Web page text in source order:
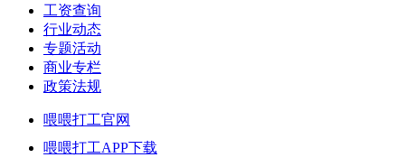
工资查询
行业动态
专题活动
商业专栏
政策法规
喂喂打工官网
喂喂打工APP下载